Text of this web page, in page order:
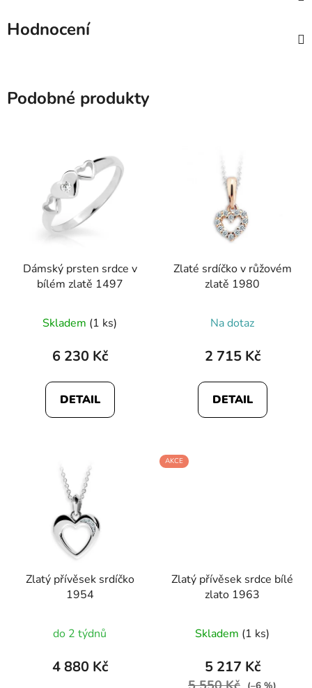
Hodnocení
Podobné produkty
Dámský prsten srdce v
bílém zlatě 1497
Skladem (1 ks)
6 230 Kč
DETAIL
Zlaté srdíčko v růžovém
zlatě 1980
Na dotaz
2 715 Kč
DETAIL
Zlatý přívěsek srdíčko
1954
do 2 týdnů
4 880 Kč
AKCE
Zlatý přívěsek srdce bílé
zlato 1963
Skladem (1 ks)
5 217 Kč